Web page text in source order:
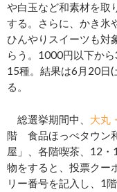
や白玉など和素材を取
する。さらに、かき氷
ひんやりスイーツも対
らう。1000円以下か
15種。結果は6月20日
る。
総選挙期間中、 大丸
階 食品ほっぺタウン
屋」、各階喫茶、12
物をすると、投票クー
リー番号を記入し、1